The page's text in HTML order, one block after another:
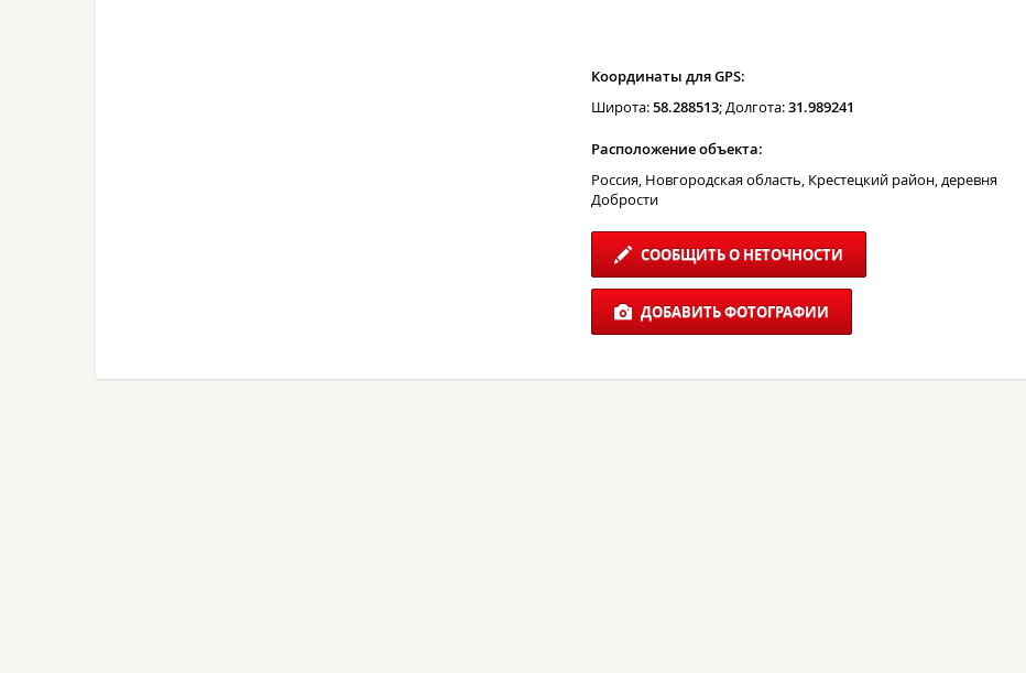
Координаты для GPS:
Широта:58.288513; Долгота:31.989241
Расположение объекта:
Россия, Новгородская область, Крестецкий район, деревня
Добрости
СООБЩИТЬ О НЕТОЧНОСТИ
ДОБАВИТЬ ФОТОГРАФИИ